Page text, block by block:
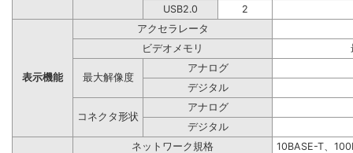
USB2.0
2
表示機能
アクセラレータ
ビデオメモリ
最大解像度
アナログ
デジタル
コネクタ形状
アナログ
デジタル
ネットワーク規格 10BASE-T、